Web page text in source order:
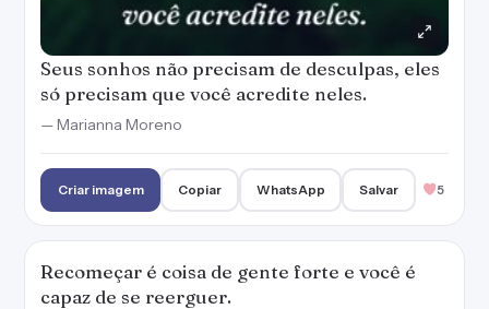
Seus sonhos não precisam de desculpas, eles
só precisam que você acredite neles.
— Marianna Moreno
Criar imagem Copiar WhatsApp Salvar 5
Recomeçar é coisa de gente forte e você é
capaz de se reerguer.